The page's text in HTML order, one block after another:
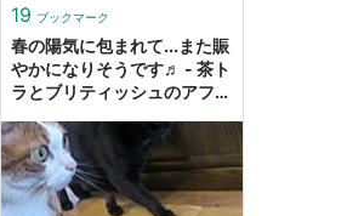
19 ブックマーク
春の陽気に包まれて...また賑
やかになりそうです♬ - 茶ト
ラとブリティッシュのアフタ